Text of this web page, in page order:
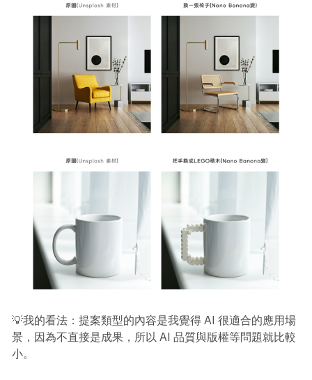
💡我的看法：提案類型的內容是我覺得 AI 很適合的應用場
景，因為不直接是成果，所以 AI 品質與版權等問題就比較
小。